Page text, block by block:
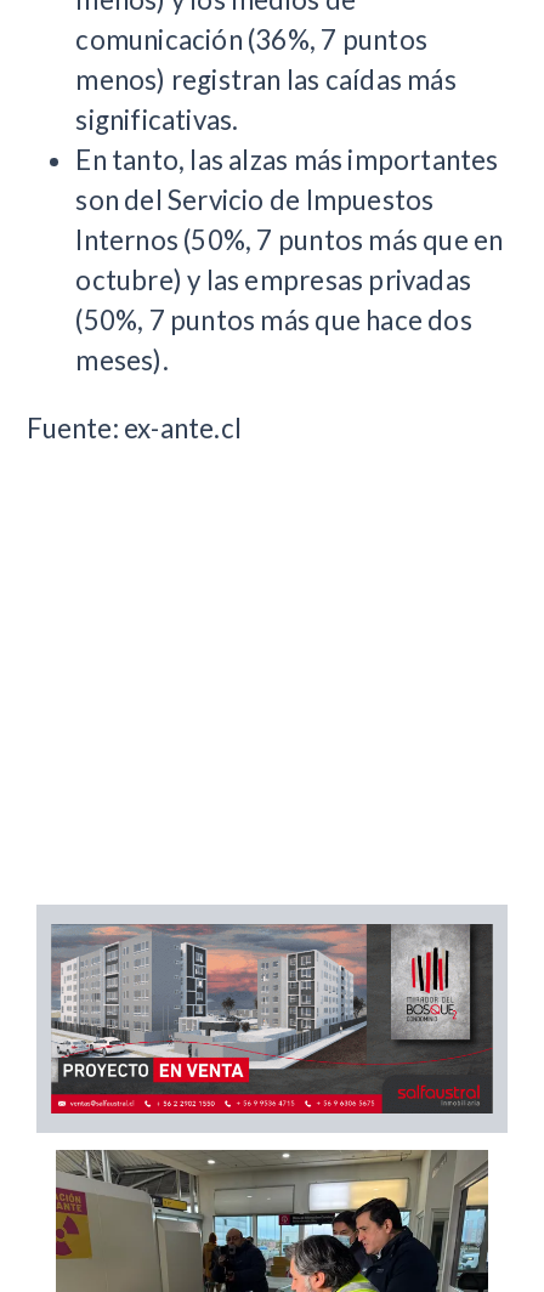
comunicación (36%, 7 puntos
menos) registran las caídas más
significativas.
En tanto, las alzas más importantes
son del Servicio de Impuestos
Internos (50%, 7 puntos más que en
octubre) y las empresas privadas
(50%, 7 puntos más que hace dos
meses).
Fuente: ex-ante.cl